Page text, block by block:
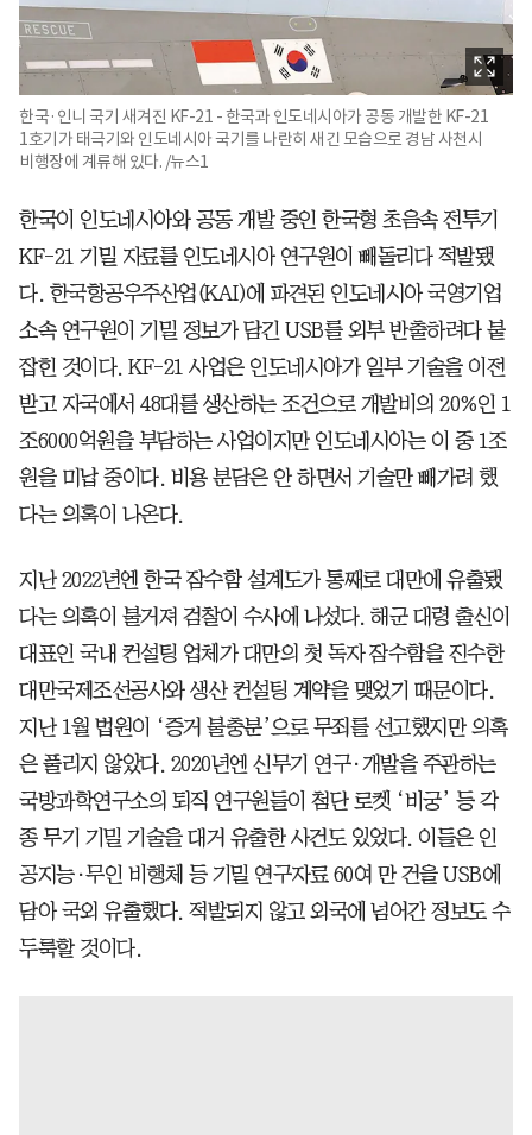
한국·인니 국기 새겨진 KF-21 - 한국과 인도네시아가 공동 개발한 KF-21
1호기가 태극기와 인도네시아 국기를 나란히 새긴 모습으로 경남 사천시
비행장에 계류해 있다. /뉴스1
한국이 인도네시아와 공동 개발 중인 한국형 초음속 전투기
KF-21 기밀 자료를 인도네시아 연구원이 빼돌리다 적발됐
다. 한국항공우주산업(KAI)에 파견된 인도네시아 국영기업
소속 연구원이 기밀 정보가 담긴 USB를 외부 반출하려다 붙
잡힌 것이다. KF-21 사업은 인도네시아가 일부 기술을 이전
받고 자국에서 48대를 생산하는 조건으로 개발비의 20%인 1
조6000억원을 부담하는 사업이지만 인도네시아는 이 중 1조
원을 미납 중이다. 비용 분담은 안 하면서 기술만 빼가려 했
다는 의혹이 나온다.
지난 2022년엔 한국 잠수함 설계도가 통째로 대만에 유출됐
다는 의혹이 불거져 검찰이 수사에 나섰다. 해군 대령 출신이
대표인 국내 컨설팅 업체가 대만의 첫 독자 잠수함을 진수한
대만국제조선공사와 생산 컨설팅 계약을 맺었기 때문이다.
지난 1월 법원이 ‘증거 불충분’으로 무죄를 선고했지만 의혹
은 풀리지 않았다. 2020년엔 신무기 연구·개발을 주관하는
국방과학연구소의 퇴직 연구원들이 첨단 로켓 ‘비궁’ 등 각
종 무기 기밀 기술을 대거 유출한 사건도 있었다. 이들은 인
공지능·무인 비행체 등 기밀 연구자료 60여 만 건을 USB에
담아 국외 유출했다. 적발되지 않고 외국에 넘어간 정보도 수
두룩할 것이다.